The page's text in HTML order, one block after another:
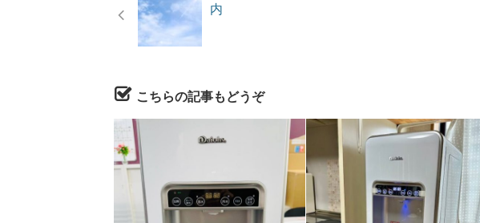
内
こちらの記事もどうぞ